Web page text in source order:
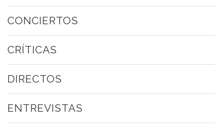
CONCIERTOS
CRÍTICAS
DIRECTOS
ENTREVISTAS